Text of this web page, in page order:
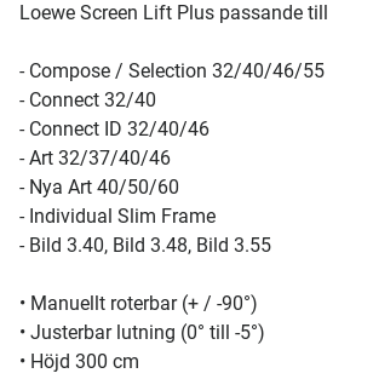
Loewe Screen Lift Plus passande till
- Compose / Selection 32/40/46/55
- Connect 32/40
- Connect ID 32/40/46
- Art 32/37/40/46
- Nya Art 40/50/60
- Individual Slim Frame
- Bild 3.40, Bild 3.48, Bild 3.55
• Manuellt roterbar (+ / -90°)
• Justerbar lutning (0° till -5°)
• Höjd 300 cm